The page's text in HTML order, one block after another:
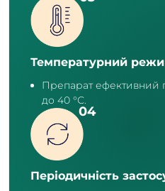
Температурний
Препарат ефективний
до 40 °С.
Періодичність